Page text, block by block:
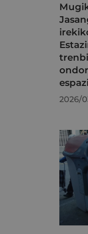
2026/